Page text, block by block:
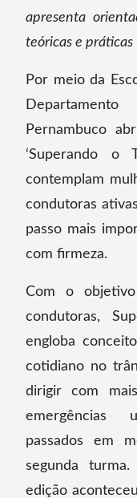
apresenta
teóricas e práticas
Por meio da
Pernambuco
‘Superando o
contemplam
condutoras
passo mais
com firmeza.
Com o
condutoras,
engloba
cotidiano no
dirigir com
emergências
passados em
segunda
edição